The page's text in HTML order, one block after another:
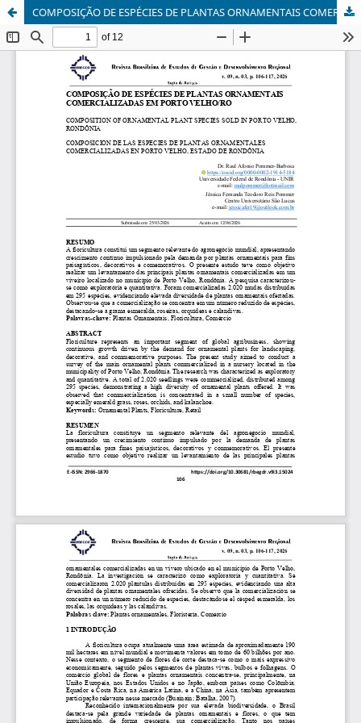
COMPOSIÇÃO DE ESPÉCIES DE PLANTAS ORNAMENTAIS COMERCIALIZADAS EM PORTO VELHO/RO